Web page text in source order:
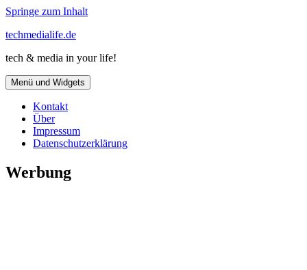
Springe zum Inhalt
techmedialife.de
tech & media in your life!
Menü und Widgets
Kontakt
Über
Impressum
Datenschutzerklärung
Werbung